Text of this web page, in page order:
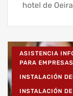
hotel de
ASISTENCIA
PARA EMPRESAS
INSTALACIÓN
INSTALACIÓN